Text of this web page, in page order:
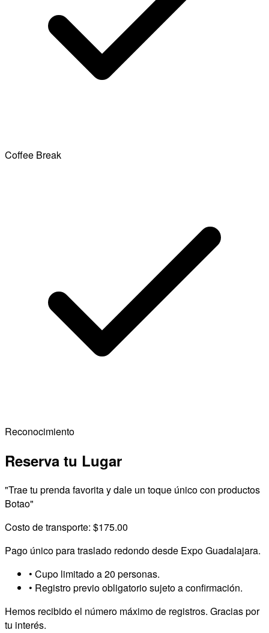
Coffee Break
Reconocimiento
Reserva tu Lugar
"Trae tu prenda favorita y dale un toque único con productos
Botao"
Costo de transporte: $175.00
Pago único para traslado redondo desde Expo Guadalajara.
• Cupo limitado a 20 personas.
• Registro previo obligatorio sujeto a confirmación.
Hemos recibido el número máximo de registros. Gracias por
tu interés.